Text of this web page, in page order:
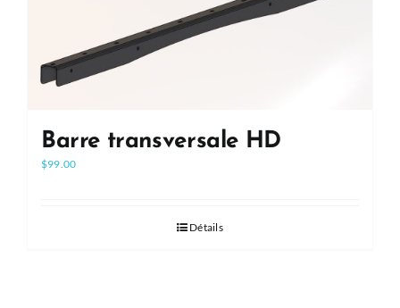
Barre transversale HD
$99.00
Détails